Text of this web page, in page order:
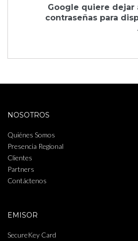
entradas
Next
Post
Google quiere dejar
contraseñas para
NOSOTROS
Quiénes Somos
Presencia Regional
Clientes
Partners
Contáctenos
EMISOR
SecureKey Card